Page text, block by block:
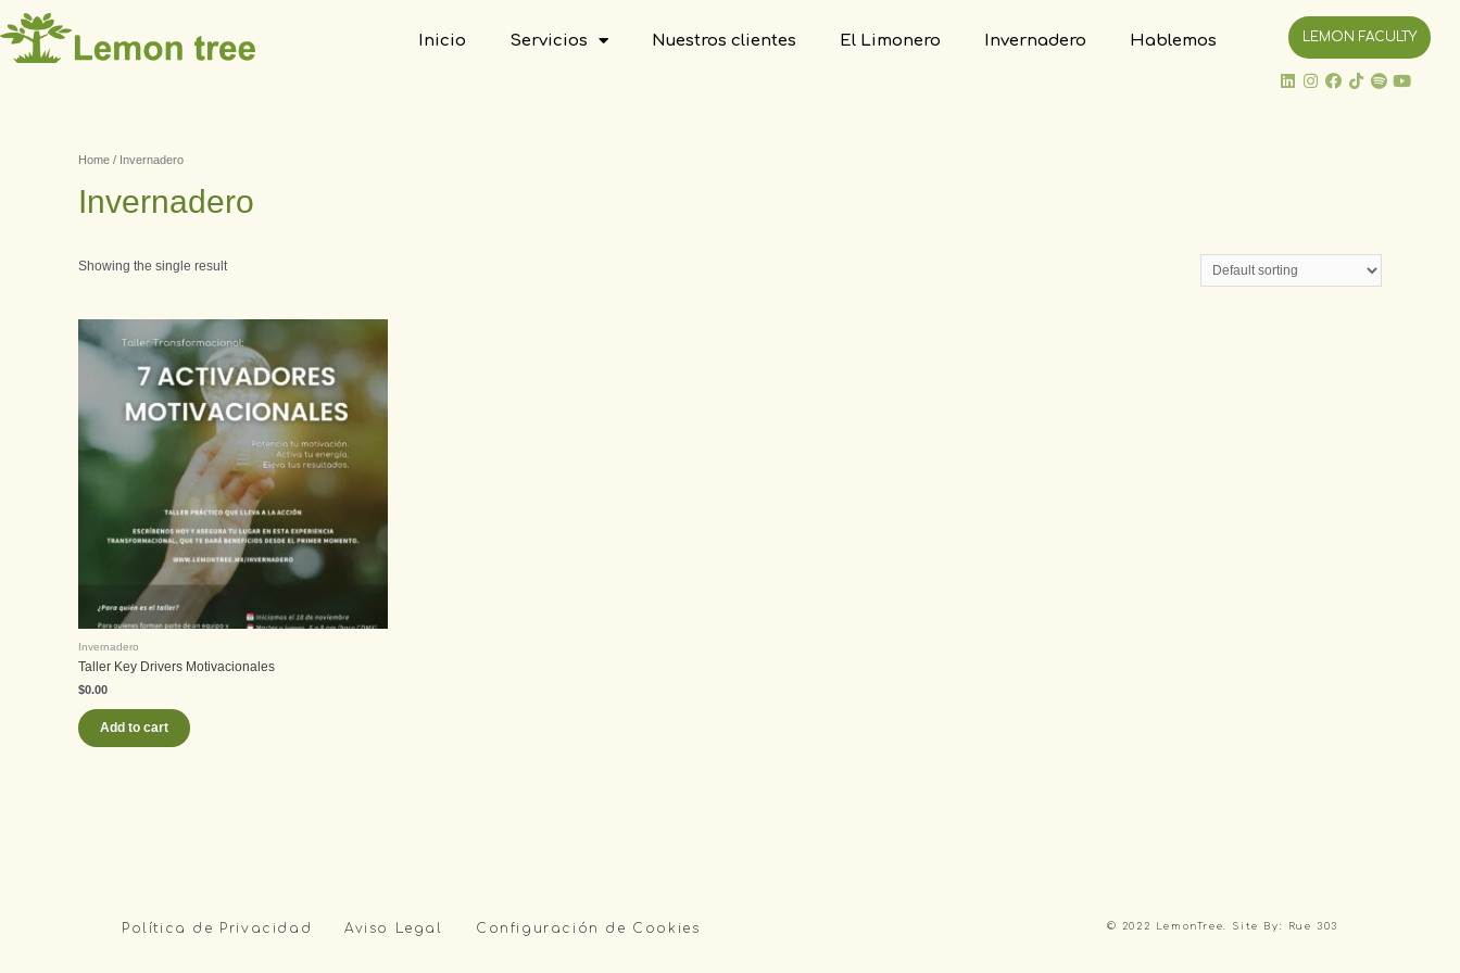
Inicio Servicios Nuestros clientes El Limonero Invernadero Hablemos LEMON FACULTY
Home / Invernadero
Invernadero
Showing the single result
Invernadero
Taller Key Drivers Motivacionales
$0.00
Add to cart
Política de Privacidad Aviso Legal Configuración de Cookies © 2022 LemonTree. Site By: Rue 303